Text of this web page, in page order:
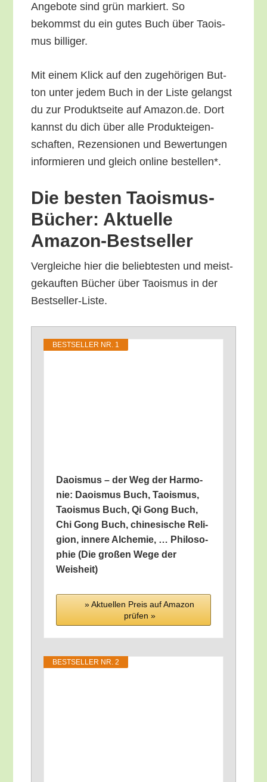
Ange­bo­te sind grün mar­kiert. So
bekommst du ein gutes Buch über Tao­is­
mus billiger.
Mit einem Klick auf den zuge­hö­ri­gen But­
ton unter jedem Buch in der Lis­te gelangst
du zur Pro­dukt­sei­te auf Amazon.de. Dort
kannst du dich über alle Pro­duk­tei­gen­
schaf­ten, Rezen­sio­nen und Bewer­tun­gen
infor­mie­ren und gleich online bestellen*.
Die bes­ten Tao­is­mus-
Bücher: Aktu­el­le
Amazon-Bestseller
Ver­glei­che hier die belieb­tes­ten und meist­
ge­kauf­ten Bücher über Tao­is­mus in der
Bestseller-Liste.
BEST­SEL­LER NR. 1
Dao­is­mus – der Weg der Har­mo­
nie: Dao­is­mus Buch, Tao­is­mus,
Tao­is­mus Buch, Qi Gong Buch,
Chi Gong Buch, chi­ne­si­sche Reli­
gi­on, inne­re Alche­mie, … Phi­lo­so­
phie (Die gro­ßen Wege der
Weisheit)
» Aktu­el­len Preis auf Ama­zon
prü­fen »
BEST­SEL­LER NR. 2